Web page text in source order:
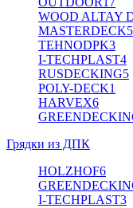
WOOD ALTAY
MASTERDECK5
TEHNODPK3
I-TECHPLAST4
RUSDECKING5
POLY-DECK1
HARVEX6
Грядки из ДПК
HOLZHOF6
I-TECHPLAST3